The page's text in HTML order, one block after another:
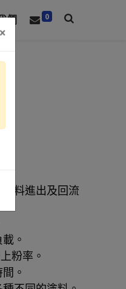
們 0
塗料進出及回流
。
粉率。
。
×